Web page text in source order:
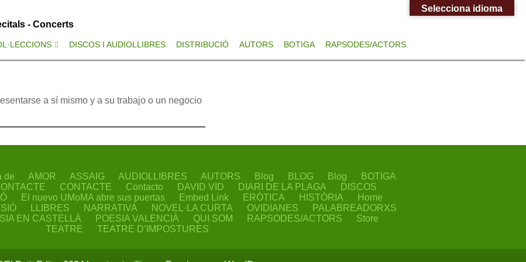
- Concerts
DISCOS I AUDIOLLIBRES DISTRIBUCIÓ AUTORS BOTIGA RAPSODES/ACTORS
a sí mismo y a su trabajo o un negocio
de AMOR ASSAIG AUDIOLLIBRES AUTORS Blog BLOG Blog
BOTIGA
CONTACTE Contacto DAVID VID DIARI DE LA PLAGA
DISCOS
El nuevo UMoMA abre sus puertas Embed Link ERÒTICA HISTÒRIA
Home
LLIBRES NARRATIVA NOVEL·LA CURTA OVIDIANES
PALABREADORXS
EN CASTELLÀ POESIA VALENCIÀ QUI SOM RAPSODES/ACTORS
Store
TEATRE
TEATRE D’IMPOSTURES
Selecciona idioma